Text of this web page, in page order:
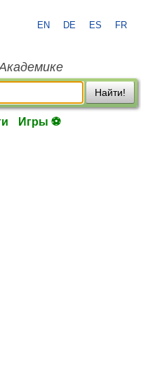
EN DE ES FR
Найти!
Игры ⚽